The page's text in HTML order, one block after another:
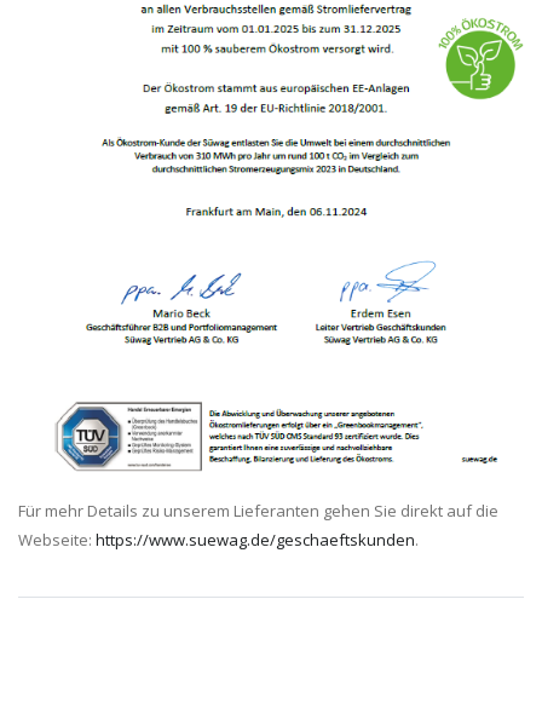
Für mehr Details zu unserem Lieferanten gehen Sie direkt auf die
Webseite: https://www.suewag.de/geschaeftskunden.